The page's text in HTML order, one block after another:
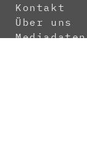
Kontakt
Über uns
Mediadaten